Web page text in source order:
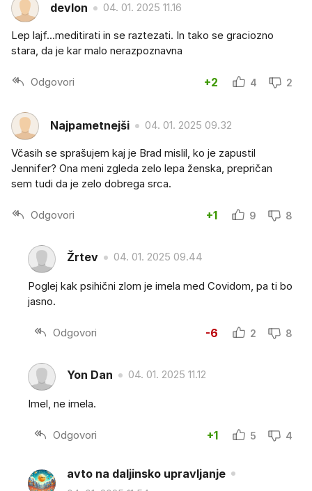
devlon 04. 01. 2025 11.16
Lep lajf...meditirati in se raztezati. In tako se graciozno
stara, da je kar malo nerazpoznavna
Odgovori +2 4 2
Najpametnejši 04. 01. 2025 09.32
Včasih se sprašujem kaj je Brad mislil, ko je zapustil
Jennifer? Ona meni zgleda zelo lepa ženska, prepričan
sem tudi da je zelo dobrega srca.
Odgovori +1 9 8
Žrtev 04. 01. 2025 09.44
Poglej kak psihični zlom je imela med Covidom, pa ti bo
jasno.
Odgovori -6 2 8
Yon Dan 04. 01. 2025 11.12
Imel, ne imela.
Odgovori +1 5 4
avto na daljinsko upravljanje